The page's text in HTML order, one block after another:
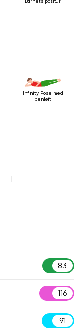
Infinity Pose med
benløft
83
116
91